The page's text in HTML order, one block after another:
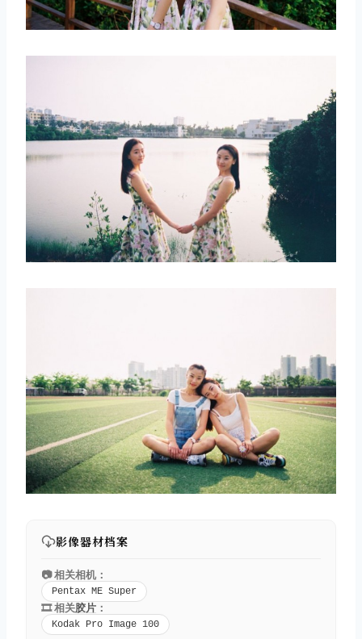
影像器材档案
📷 相关相机：
Pentax ME Super
🎞️ 相关胶片 ：
Kodak Pro Image 100
取消 搜索